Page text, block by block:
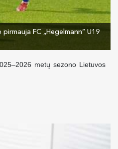
FC „Hegelmann“ U19
metų sezono Lietuvos